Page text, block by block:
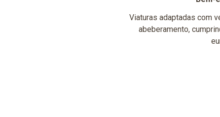
Viaturas adaptadas com
abeberamento,